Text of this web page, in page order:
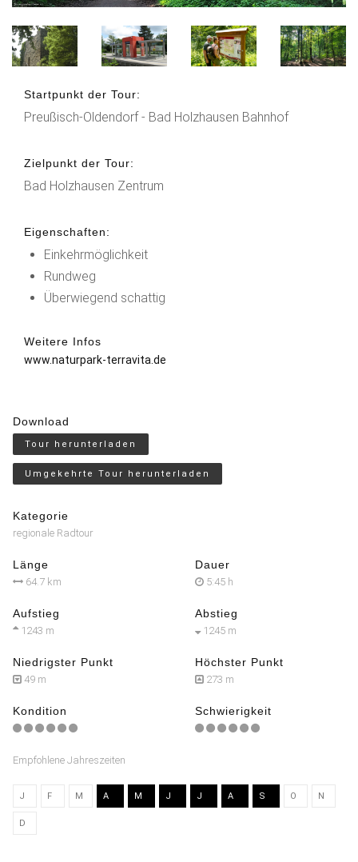
Startpunkt der Tour:
Preußisch-Oldendorf - Bad Holzhausen Bahnhof
Zielpunkt der Tour:
Bad Holzhausen Zentrum
Eigenschaften:
Einkehrmöglichkeit
Rundweg
Überwiegend schattig
Weitere Infos
www.naturpark-terravita.de
Download
Tour herunterladen
Umgekehrte Tour herunterladen
Kategorie
regionale Radtour
Länge
64.7 km
Dauer
5:45 h
Aufstieg
1243 m
Abstieg
1245 m
Niedrigster Punkt
49 m
Höchster Punkt
273 m
Kondition Schwierigkeit
Empfohlene Jahreszeiten
J F M A M J J A S O N
D